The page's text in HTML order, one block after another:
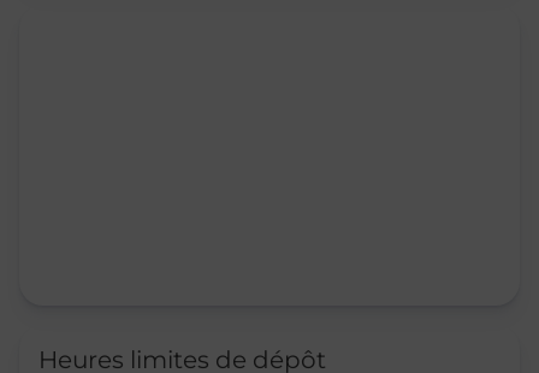
Heures limites de dépôt